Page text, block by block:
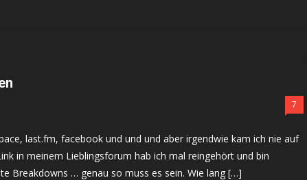
7
last.fm, facebook und und und aber irgendwie kam ich nie auf
in meinem Lieblingsforum hab ich mal reingehört und bin
Breakdowns … genau so muss es sein. Wie lang […]